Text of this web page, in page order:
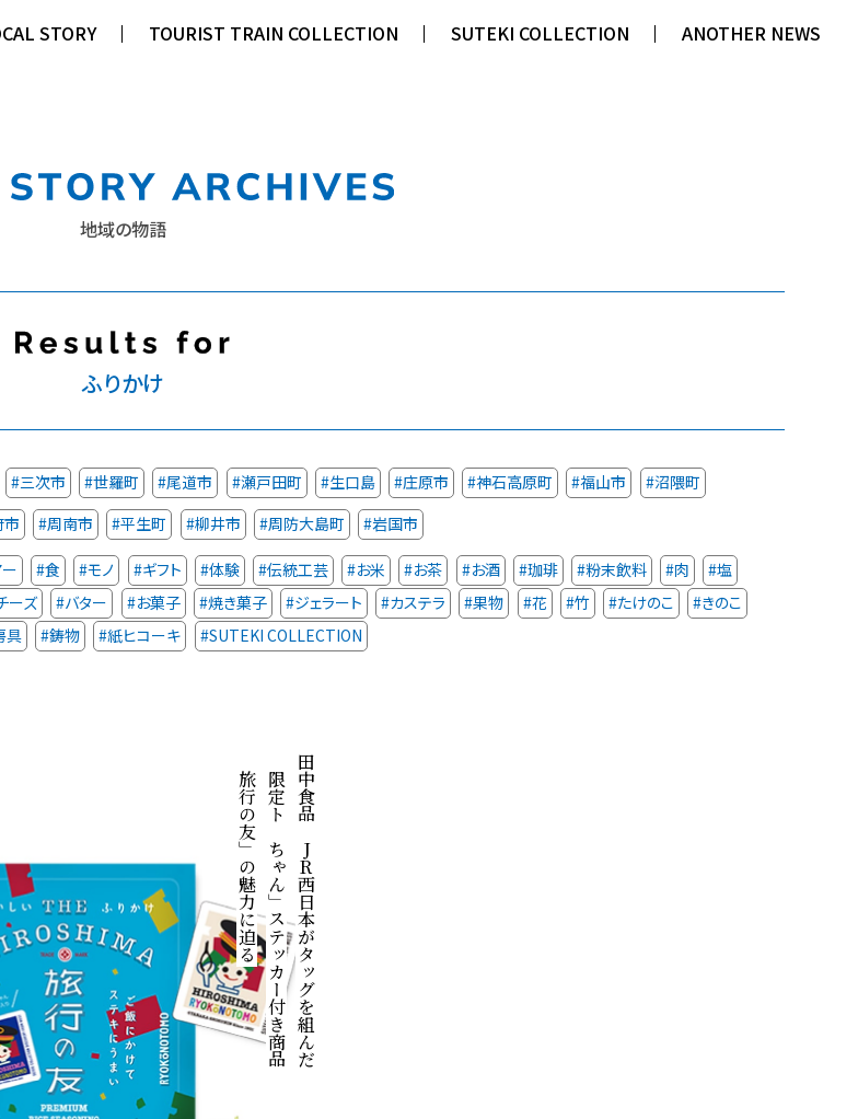
STORY TOURIST TRAIN COLLECTION SUTEKI COLLECTION ANOTHER NEWS
STORY TOURIST TRAIN COLLECTION SUTEKI COLLECTION ANOTHER NEWS
地域の物語
ふりかけ
#三次市 #世羅町 #尾道市 #瀬戸田町 #生口島 #庄原市 #神石高原町 #福山市
#沼隈町
#周南市 #平生町 #柳井市 #周防大島町 #岩国市
#食 #モノ #ギフト #体験 #伝統工芸 #お米 #お茶 #お酒 #珈琲 #粉末飲料 #肉
#塩
ーズ #バター #お菓子 #焼き菓子 #ジェラート #カステラ #果物 #花 #竹 #たけのこ
#きのこ
具 #鋳物 #紙ヒコーキ #SUTEKI COLLECTION
祖「旅行の友」 田中食品とJR西日本がタッグを組んだ
「限定トモちゃん」ステッカー付き商品
「旅行の友」の魅力に迫る